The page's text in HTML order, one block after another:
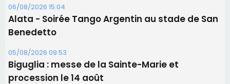
Les brèves
06/08/2026 15:57
Ucciani – Marché des producteurs à Cruculi le
11 août
06/08/2026 15:25